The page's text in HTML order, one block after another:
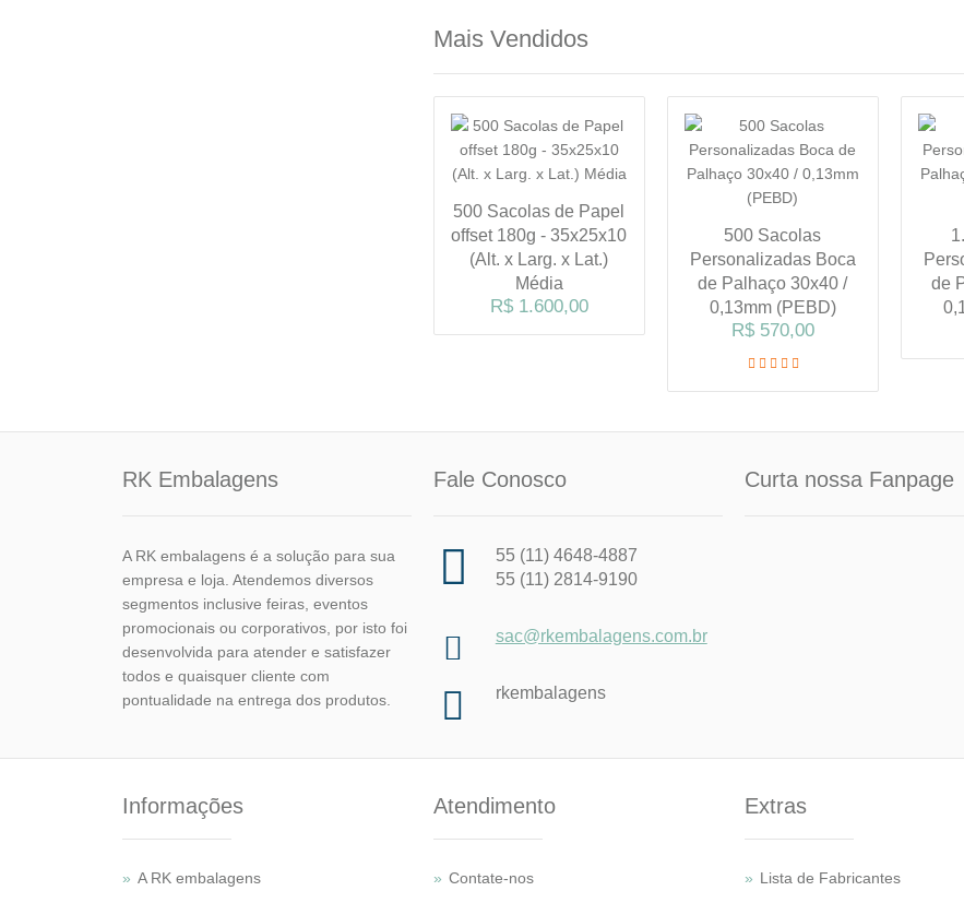
Mais Vendidos
500 Sacolas de Papel
offset 180g - 35x25x10
(Alt. x Larg. x Lat.)
Média
R$ 1.600,00
500 Sacolas
Personalizadas Boca
de Palhaço 30x40 /
0,13mm (PEBD)
R$ 570,00
de
RK Embalagens
A RK embalagens é a solução para sua
empresa e loja. Atendemos diversos
segmentos inclusive feiras, eventos
promocionais ou corporativos, por isto foi
desenvolvida para atender e satisfazer
todos e quaisquer cliente com
pontualidade na entrega dos produtos.
Fale Conosco
55 (11) 4648-4887
55 (11) 2814-9190
sac@rkembalagens.com.br
rkembalagens
Curta nossa Fanpage
Informações
A RK embalagens
Atendimento
Contate-nos
Extras
Lista de Fabricantes